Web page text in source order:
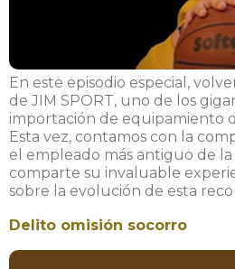
En este episodio especial,
de JIM SPORT, uno de los
importación de equipamiento
Esta vez, contamos con la
el empleado más antiguo de
comparte su invaluable
sobre la evolución de esta
Delito omisión socorro